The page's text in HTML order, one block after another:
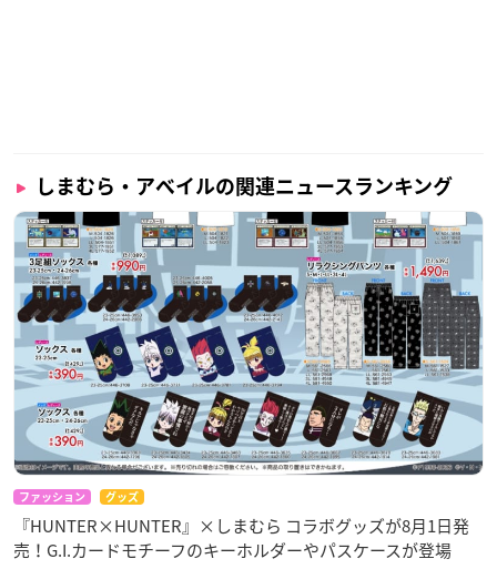
しまむら・アベイルの関連ニュースランキング
ファッション グッズ
『HUNTER×HUNTER』×しまむら コラボグッズが8月1日発
売！G.I.カードモチーフのキーホルダーやパスケースが登場